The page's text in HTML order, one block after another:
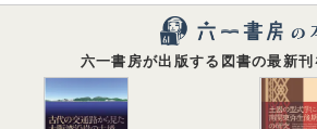
六一書房が出版する図書の最新刊